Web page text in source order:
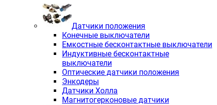
Датчики положения
Конечные выключатели
Емкостные бесконтактные выключатели
Индуктивные бесконтактные
выключатели
Оптические датчики положения
Энкодеры
Датчики Холла
Магнитогерконовые датчики